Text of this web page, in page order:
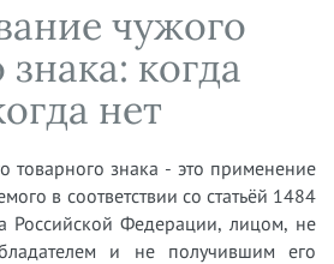
дел
чужого
когда
нет
товарного знака - это применение
в соответствии со статьёй 1484
Российской Федерации, лицом, не
и не получившим его